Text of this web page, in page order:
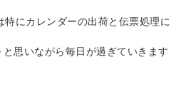
特にカレンダーの出荷と伝票処理
思いながら毎日が過ぎていきます